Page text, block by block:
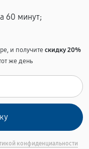
60 минут;
и получитескидку 20%
же день
конфиденциальности